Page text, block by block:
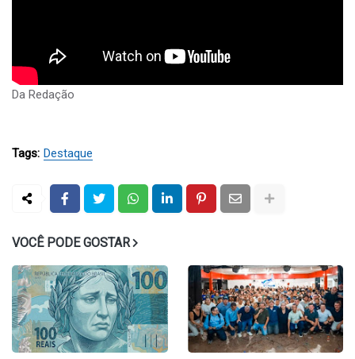
Da Redação
Tags: Destaque
VOCÊ PODE GOSTAR